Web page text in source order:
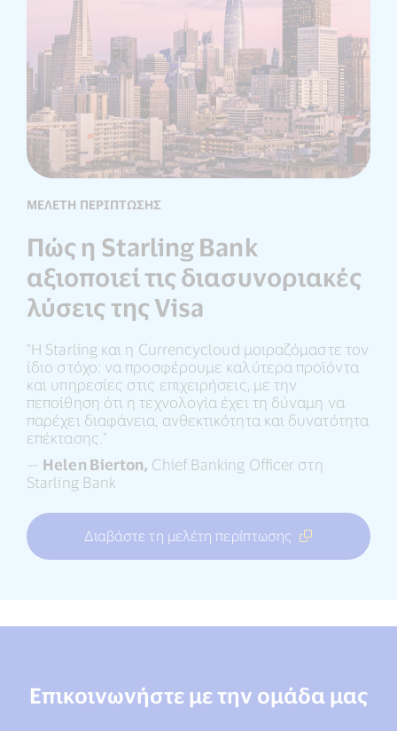
ΜΕΛΈΤΗ ΠΕΡΊΠΤΩΣΗΣ
Πώς η Starling Bank
αξιοποιεί τις διασυνοριακές
λύσεις της Visa
"Η Starling και η Currencycloud μοιραζόμαστε τον
ίδιο στόχο: να προσφέρουμε καλύτερα προϊόντα
και υπηρεσίες στις επιχειρήσεις, με την
πεποίθηση ότι η τεχνολογία έχει τη δύναμη να
παρέχει διαφάνεια, ανθεκτικότητα και δυνατότητα
επέκτασης."
— Helen Bierton, Chief Banking Officer στη
Starling Bank
Διαβάστε τη μελέτη περίπτωσης
Επικοινωνήστε με την ομάδα μας